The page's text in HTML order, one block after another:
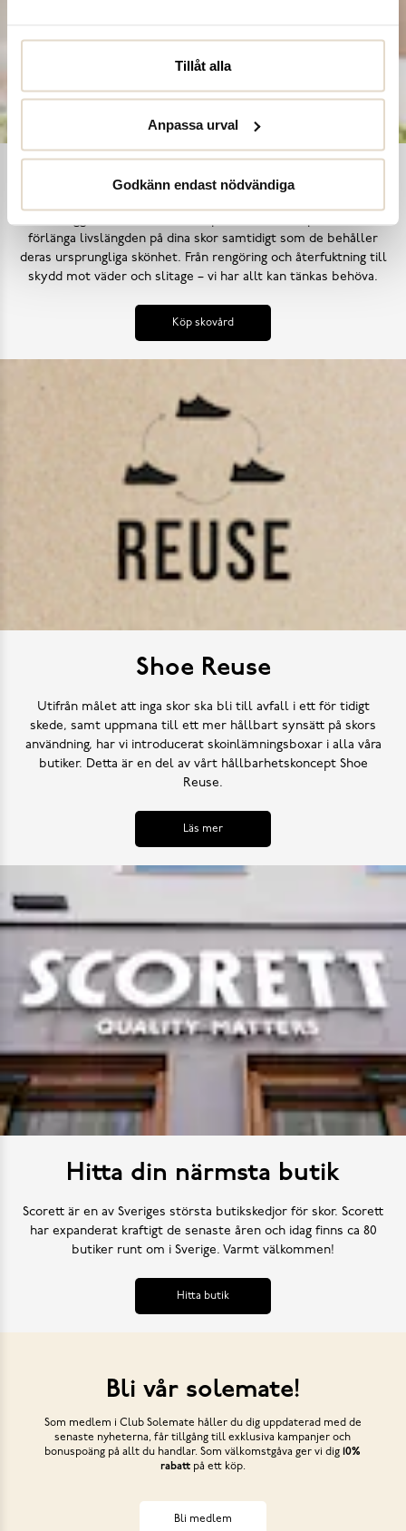
Tillåt alla
Anpassa urval
Godkänn endast nödvändiga
Ta hand om dina skor
förlänga livslängden på dina skor samtidigt som de behåller
deras ursprungliga skönhet. Från rengöring och återfuktning till
skydd mot väder och slitage – vi har allt kan tänkas behöva.
Köp skovård
Shoe Reuse
Utifrån målet att inga skor ska bli till avfall i ett för tidigt
skede, samt uppmana till ett mer hållbart synsätt på skors
användning, har vi introducerat skoinlämningsboxar i alla våra
butiker. Detta är en del av vårt hållbarhetskoncept Shoe
Reuse.
Läs mer
Hitta din närmsta butik
Scorett är en av Sveriges största butikskedjor för skor. Scorett
har expanderat kraftigt de senaste åren och idag finns ca 80
butiker runt om i Sverige. Varmt välkommen!
Hitta butik
Bli vår solemate!
Som medlem i Club Solemate håller du dig uppdaterad med de
senaste nyheterna, får tillgång till exklusiva kampanjer och
bonuspoäng på allt du handlar. Som välkomstgåva ger vi dig10%
rabattpå ett köp.
Bli medlem